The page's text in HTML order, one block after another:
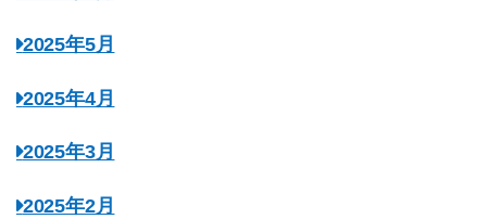
2025年5月
2025年4月
2025年3月
2025年2月